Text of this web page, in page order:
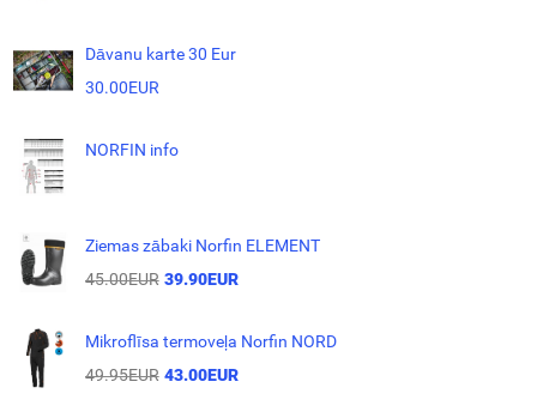
Dāvanu karte 30 Eur
30.00EUR
NORFIN info
Ziemas zābaki Norfin ELEMENT
45.00EUR 39.90EUR
Mikroflīsa termoveļa Norfin NORD
49.95EUR 43.00EUR